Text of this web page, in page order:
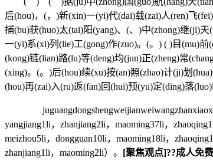
后(hou)，(，)新(xin)一(yi)代(dai)载(zai)人(ren)飞
捕(bu)获(huo)太(tai)阳(yang)、(、)中(zhong)继(ji)
一(yi)系(xi)列(lie)工(gong)作(zuo)。(。) ( )目(mu)前
(kong)链(lian)路(lu)等(deng)均(jun)正(zheng)常
(xing)。(。)后(hou)续(xu)按(an)照(zhao)计(ji)划
(hou)再(zai)入(ru)返(fan)回(hui)预(yu)定(ding)落
juguangdongshengweijianweiwangzhanxiaoxi
yangjiang1li，zhanjiang2li，maoming37li，
meizhou5li，dongguan10li，maoming18li，
zhanjiang1li，maoming2li）。 [聚焦观点]??成人免